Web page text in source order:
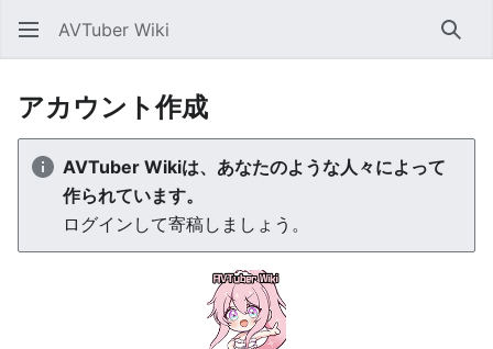
AVTuber Wiki 検索
アカウント作成
AVTuber Wikiは、あなたのような人々によって
作られています。
ログインして寄稿しましょう。